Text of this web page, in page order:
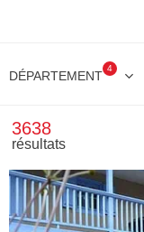
DÉPARTEMENT
4
3638
résultats